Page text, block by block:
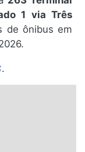
1 via Três
de ônibus em
.